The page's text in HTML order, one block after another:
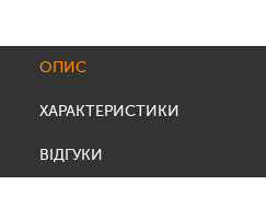
ОПИС
ХАРАКТЕРИСТИКИ
ВІДГУКИ